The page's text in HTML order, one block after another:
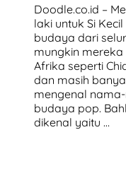
Doodle.co.id –
laki untuk Si
budaya dari
mungkin
Afrika seperti
dan masih
mengenal
budaya pop.
dikenal yaitu …